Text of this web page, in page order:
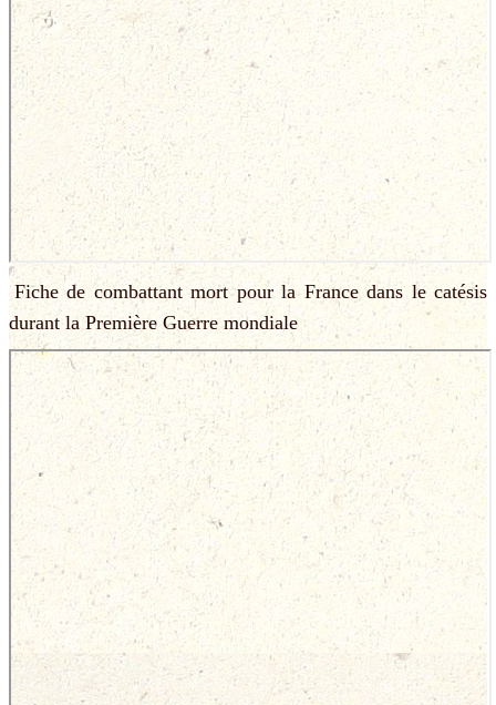
Fiche de combattant mort pour la France dans le catésis
durant la Première Guerre mondiale